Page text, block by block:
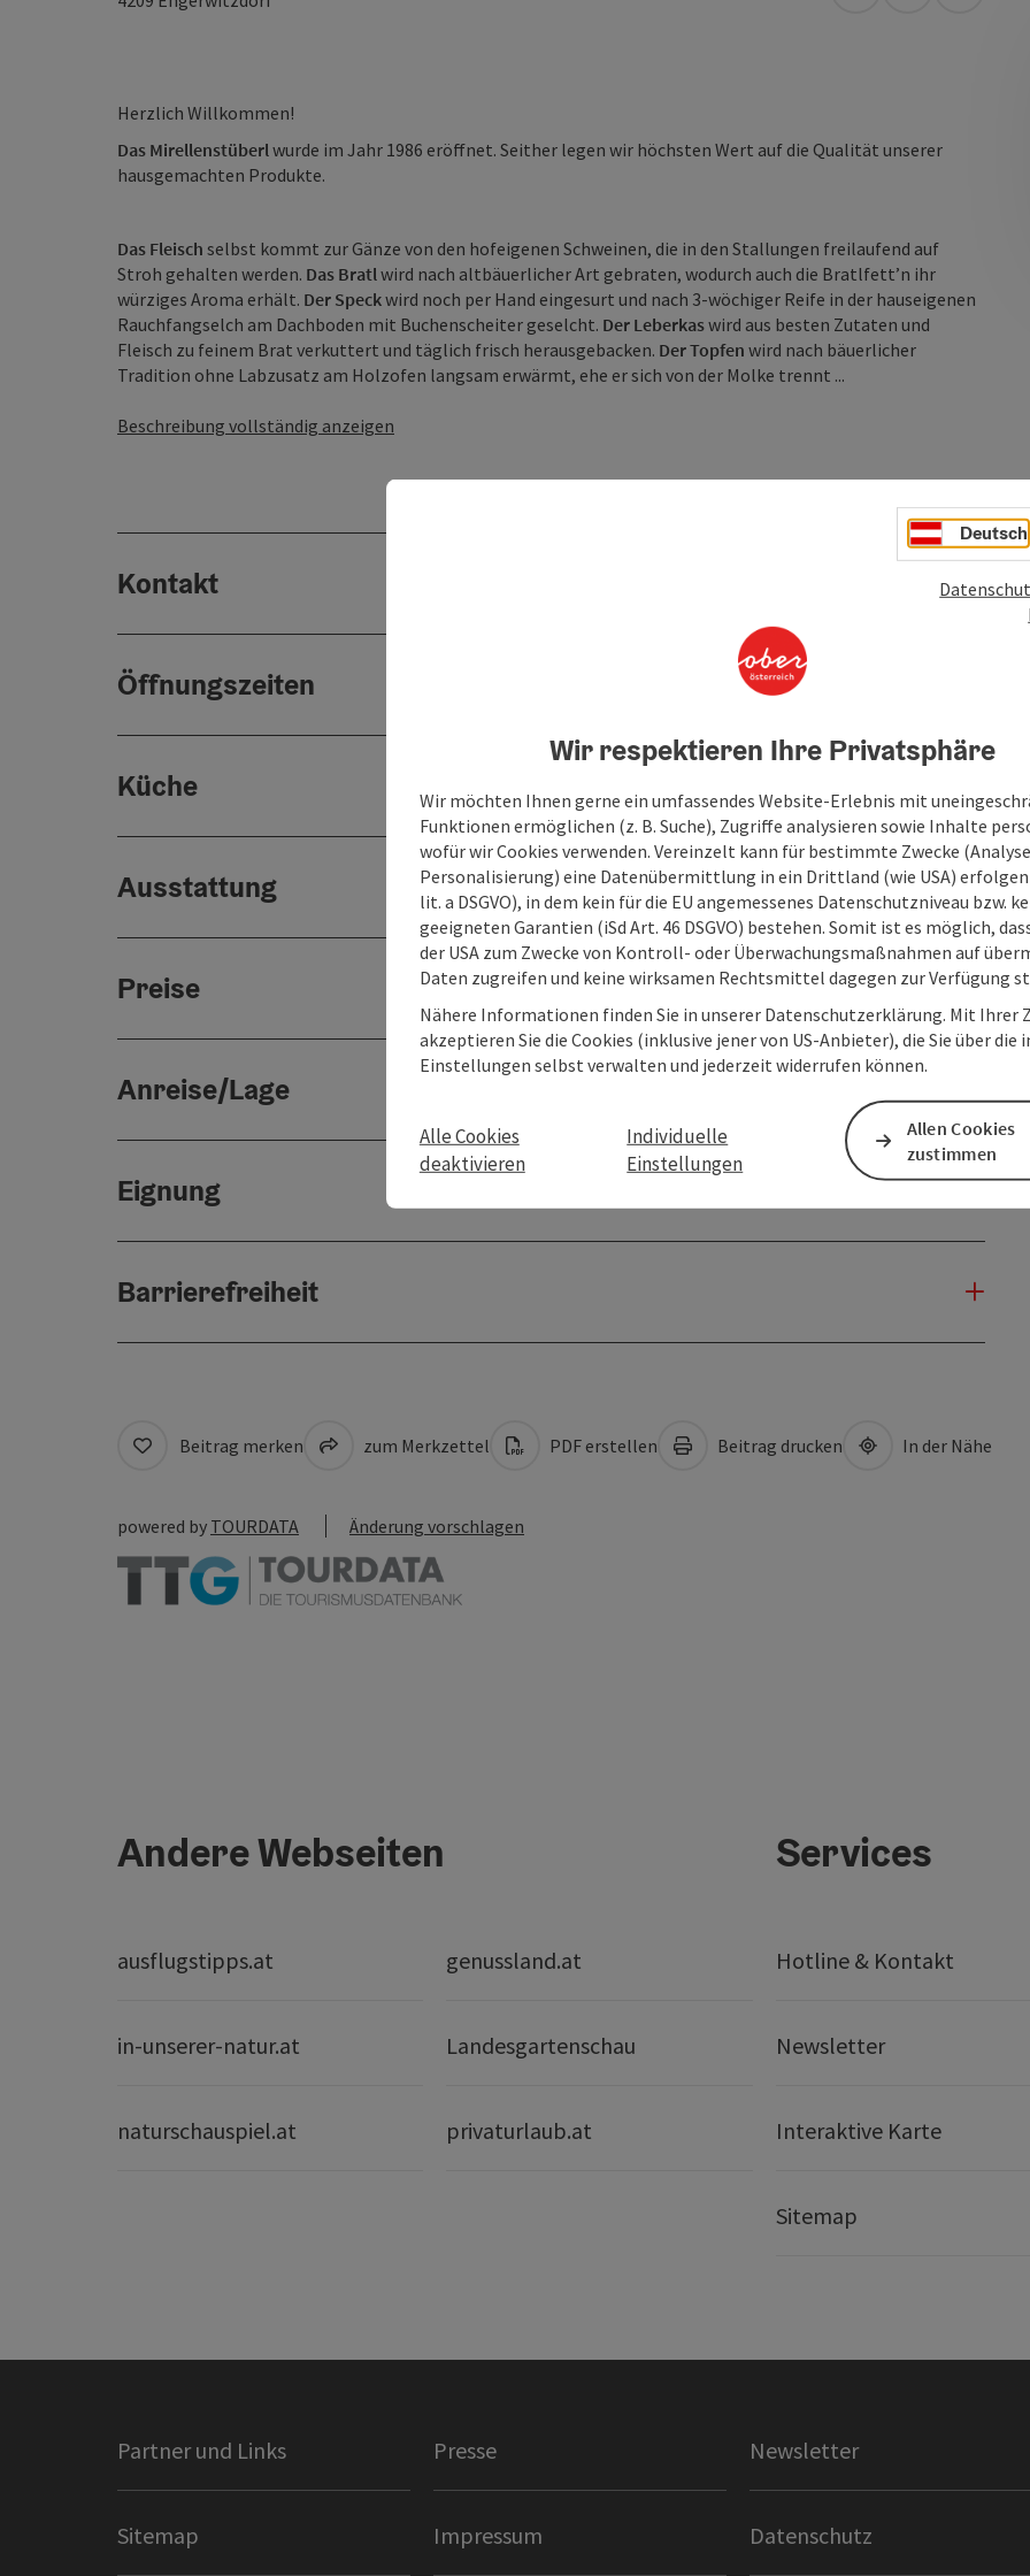
Herzlich Willkommen!
Das Mirellenstüberlwurde im Jahr 1986 eröffnet. Seither legen wir höchsten Wert auf die Qualität unserer
hausgemachten Produkte.
Das Fleisch selbst kommt zur Gänze von den hofeigenen Schweinen, die in den Stallungen freilaufend auf
Stroh gehalten werden. Das Bratlwird nach altbäuerlicher Art gebraten, wodurch auch die Bratlfett’n ihr
würziges Aroma erhält. Der Speckwird noch per Hand eingesurt und nach 3-wöchiger Reife in der hauseigenen
Rauchfangselch am Dachboden mit Buchenscheiter geselcht. Der Leberkaswird aus besten Zutaten und
Fleisch zu feinem Brat verkuttert und täglich frisch herausgebacken. Der Topfen wird nach bäuerlicher
Tradition ohne Labzusatz am Holzofen langsam erwärmt, ehe er sich von der Molke trennt ...
Beschreibung vollständig anzeigen
Kontakt
Öffnungszeiten
Küche
Ausstattung
Preise
Anreise/Lage
Eignung
Barrierefreiheit
Beitrag merken zum Merkzettel PDF erstellen Beitrag drucken In der Nähe
powered by TOURDATA Änderung vorschlagen
Andere Webseiten
ausflugstipps.at genussland.at
in-unserer-natur.at Landesgartenschau
naturschauspiel.at privaturlaub.at
Services
Hotline & Kontakt
Newsletter
Interaktive Karte
Sitemap
Partner und Links Presse Newsletter
Sitemap Impressum Datenschutz
Deutsch
Wir respektieren Ihre Privatsphäre
Wir möchten Ihnen gerne ein umfassendes Website-Erlebnis mit
Funktionen ermöglichen (z. B. Suche), Zugriffe analysieren sowie Inhalte
wofür wir Cookies verwenden. Vereinzelt kann für bestimmte Zwecke
Personalisierung) eine Datenübermittlung in ein Drittland (wie USA) erfolgen
lit. a DSGVO), in dem kein für die EU angemessenes Datenschutzniveau bzw.
geeigneten Garantien (iSd Art. 46 DSGVO) bestehen. Somit ist es möglich,
der USA zum Zwecke von Kontroll- oder Überwachungsmaßnahmen auf
Daten zugreifen und keine wirksamen Rechtsmittel dagegen zur Verfügung
Nähere Informationen finden Sie in unserer Datenschutzerklärung. Mit Ihrer
akzeptieren Sie die Cookies (inklusive jener von US-Anbieter), die Sie über die
Einstellungen selbst verwalten und jederzeit widerrufen können.
Alle Cookies
deaktivieren
Individuelle
Einstellungen
Allen Cookies
zustimmen